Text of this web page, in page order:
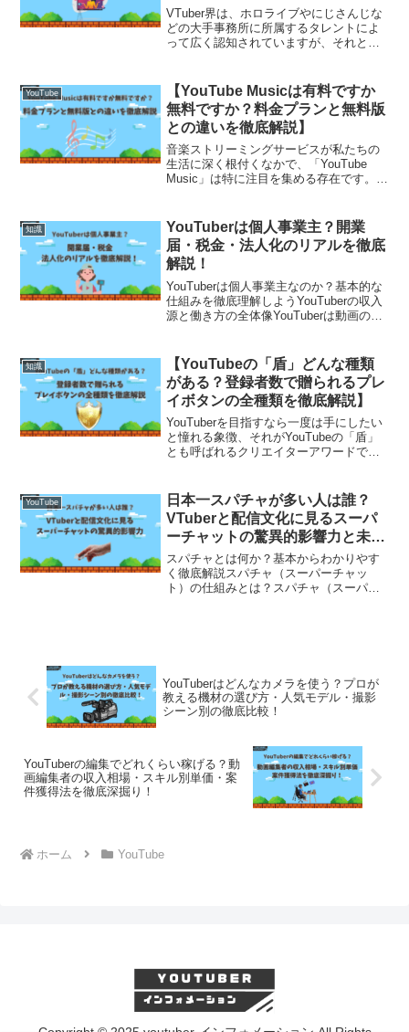
VTuber界は、ホロライブやにじさんじな
どの大手事務所に所属するタレントによ
って広く認知されていますが、それと同
ん。自らの力で機材を揃え、配信企画を
立ち上げ、ファンを...
YouTube
【YouTube Musicは有料ですか
無料ですか？料金プランと無料版
との違いを徹底解説】
音楽ストリーミングサービスが私たちの
生活に深く根付くなかで、「YouTube
Music」は特に注目を集める存在です。
からシニア層まで幅広いユーザー層に支
持されて...
知識
YouTuberは個人事業主？開業
届・税金・法人化のリアルを徹底
解説！
YouTuberは個人事業主なのか？基本的な
仕組みを徹底理解しようYouTuberの収入
源と働き方の全体像YouTuberは動画の広
インサロン、有料コンテ...
知識
【YouTubeの「盾」どんな種類
がある？登録者数で贈られるプレ
イボタンの全種類を徹底解説】
YouTuberを目指すなら一度は手にしたい
と憧れる象徴、それがYouTubeの「盾」
とも呼ばれるクリエイターアワードで
れるこのトロフィーは、非売品でありな
がら絶...
YouTube
日本一スパチャが多い人は誰？
VTuberと配信文化に見るスーパ
ーチャットの驚異的影響力と未来
展望
スパチャとは何か？基本からわかりやす
く徹底解説スパチャ（スーパーチャッ
ト）の仕組みとは？スパチャ（スーパー
YouTuberはどんなカメラを使う？プロが
教える機材の選び方・人気モデル・撮影
シーン別の徹底比較！
YouTuberの編集でどれくらい稼げる？動
画編集者の収入相場・スキル別単価・案
件獲得法を徹底深掘り！
ホーム YouTube